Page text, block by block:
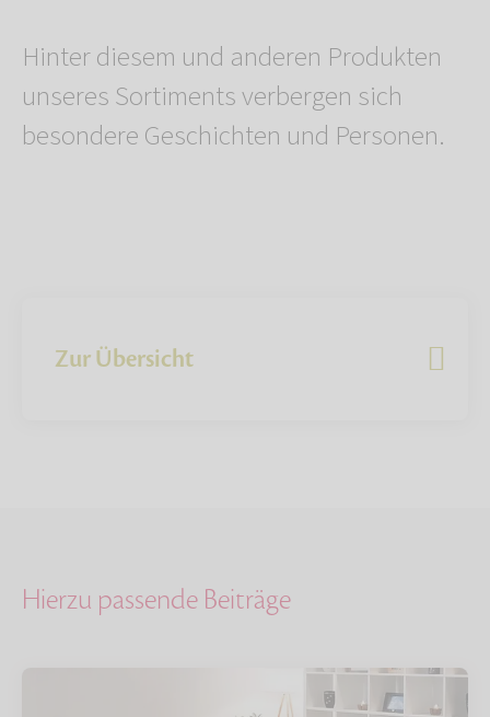
Hinter diesem und anderen Produkten
unseres Sortiments verbergen sich
besondere Geschichten und Personen.
Zur Übersicht
Hierzu passende Beiträge